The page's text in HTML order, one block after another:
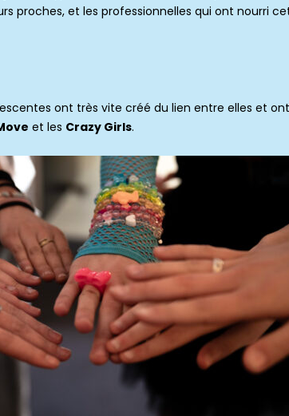
proches, et les professionnelles qui ont nourri
ont très vite créé du lien entre elles et
et les Crazy Girls.